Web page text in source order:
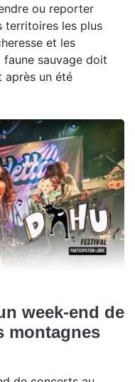
ou reporter
territoires les plus
et les
sauvage doit
après un été
week-end de
montagnes